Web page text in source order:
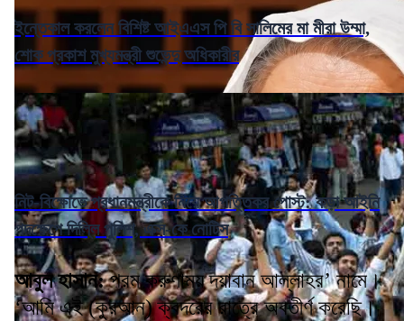
ইন্তেকাল করলেন বিশিষ্ট আইএএস পি বি সালিমের মা মীরা উম্মা,
শোক প্রকাশ মুখ্যমন্ত্রী শুভেন্দু অধিকারীর
নিট-বিক্ষোভে প্রধানমন্ত্রীকে নিয়ে আপত্তিকর পোস্ট: কড়া আইনি
পদক্ষেপে দিল্লি পুলিশ, এক্স-কে নোটিস
আবুল হাসান:পরম করুণাময় দয়াবান আল্লাহর’ নামে।
‘আমি এই (কুরআন) ক্বদরের রাত্রে অবতীর্ণ করেছি।